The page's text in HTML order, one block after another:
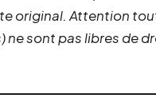
original. Attention
ne sont pas libres de